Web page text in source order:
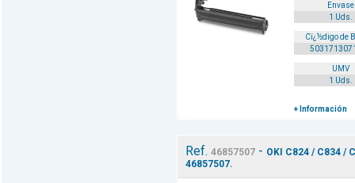
Envase
1 Uds.
Cï¿½digo de
UMV
1 Uds.
+ Información
Ref. 46857507- OKI C824 / C834 /
46857507.